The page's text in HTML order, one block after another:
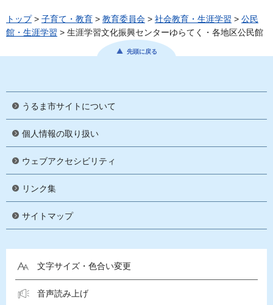
トップ> 子育て・教育 > 教育委員会 > 社会教育・生涯学習 > 公民
館・生涯学習 > 生涯学習文化振興センターゆらてく・各地区公民館
先頭に戻る
うるま市サイトについて
個人情報の取り扱い
ウェブアクセシビリティ
リンク集
サイトマップ
文字サイズ・色合い変更
音声読み上げ